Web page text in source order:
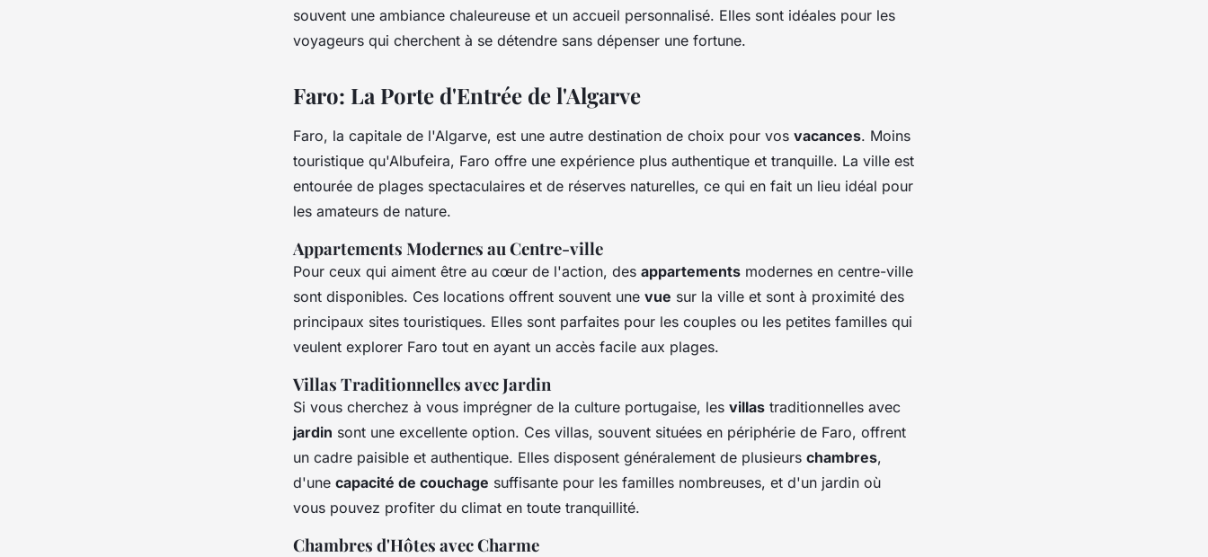
souvent une ambiance chaleureuse et un accueil personnalisé. Elles sont idéales pour les
voyageurs qui cherchent à se détendre sans dépenser une fortune.
Faro: La Porte d'Entrée de l'Algarve
Faro, la capitale de l'Algarve, est une autre destination de choix pour vos vacances. Moins
touristique qu'Albufeira, Faro offre une expérience plus authentique et tranquille. La ville est
entourée de plages spectaculaires et de réserves naturelles, ce qui en fait un lieu idéal pour
les amateurs de nature.
Appartements Modernes au Centre-ville
Pour ceux qui aiment être au cœur de l'action, des appartements modernes en centre-ville
sont disponibles. Ces locations offrent souvent une vue sur la ville et sont à proximité des
principaux sites touristiques. Elles sont parfaites pour les couples ou les petites familles qui
veulent explorer Faro tout en ayant un accès facile aux plages.
Villas Traditionnelles avec Jardin
Si vous cherchez à vous imprégner de la culture portugaise, les villas traditionnelles avec
jardin sont une excellente option. Ces villas, souvent situées en périphérie de Faro, offrent
un cadre paisible et authentique. Elles disposent généralement de plusieurs chambres,
d'une capacité de couchage suffisante pour les familles nombreuses, et d'un jardin où
vous pouvez profiter du climat en toute tranquillité.
Chambres d'Hôtes avec Charme